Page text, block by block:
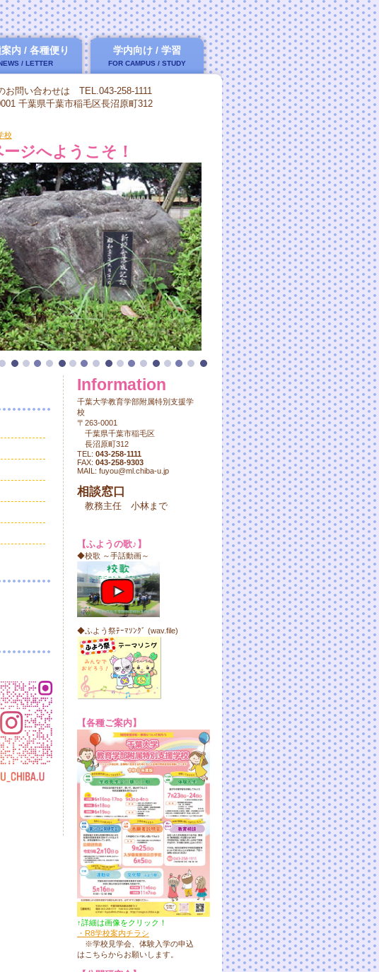
お問い合わせは TEL.043-258-1111
千葉県千葉市稲毛区長沼原町312
校
ジへようこそ！
内 / 各種便り
NEWS / LETTER
学内向け / 学習
FOR CAMPUS / STUDY
Information
千葉大学教育学部附属特別支援学
校
〒263-0001
千葉県千葉市稲毛区
長沼原町312
TEL: 043-258-1111
FAX: 043-258-9303
MAIL: fuyou@ml.chiba-u.jp
相談窓口
教務主任 小林まで
【ふようの歌♪】
◆校歌 ～手話動画～
◆ふよう祭ﾃｰﾏｿﾝｸﾞ (wav.file)
【各種ご案内】
↑詳細は画像をクリック！
・R8学校案内チラシ
※学校見学会、体験入学の申込
はこちらからお願いします。